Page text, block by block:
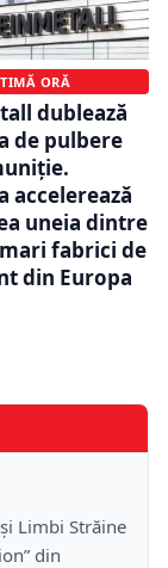
ORĂ
dublează
de pulbere
accelerează
uneia dintre
fabrici de
din Europa
Limbi Străine
din